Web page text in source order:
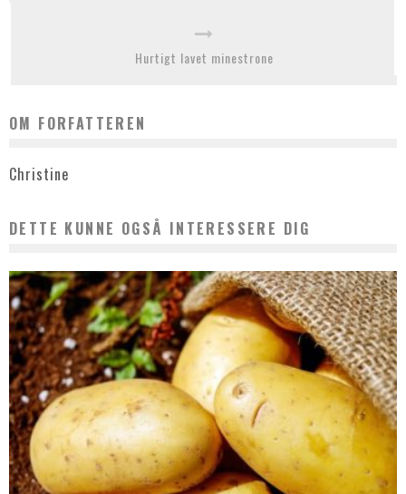
Hurtigt lavet minestrone
OM FORFATTEREN
Christine
DETTE KUNNE OGSÅ INTERESSERE DIG